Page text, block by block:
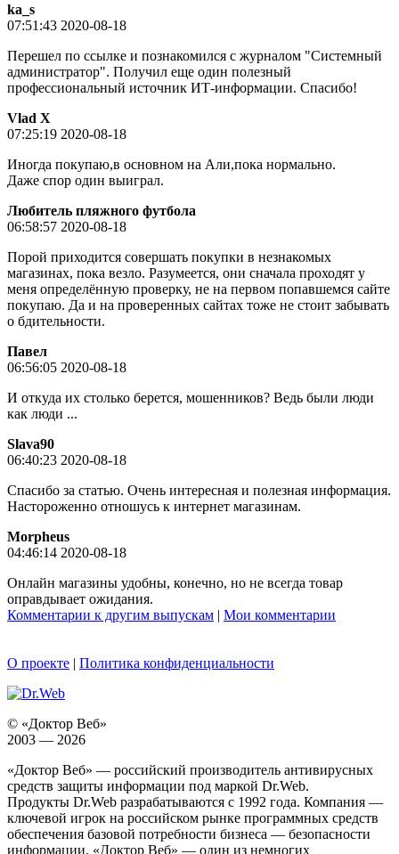
ka_s
07:51:43 2020-08-18
Перешел по ссылке и познакомился с журналом "Системный
администратор". Получил еще один полезный
профессиональный источник ИТ-информации. Спасибо!
Vlad X
07:25:19 2020-08-18
Иногда покупаю,в основном на Али,пока нормально.
Даже спор один выиграл.
Любитель пляжного футбола
06:58:57 2020-08-18
Порой приходится совершать покупки в незнакомых
магазинах, пока везло. Разумеется, они сначала проходят у
меня определённую проверку, не на первом попавшемся сайте
покупаю. Да и на проверенных сайтах тоже не стоит забывать
о бдительности.
Пaвeл
06:56:05 2020-08-18
И откуда их столько берется, мошенников? Ведь были люди
как люди ...
Slava90
06:40:23 2020-08-18
Спасибо за статью. Очень интересная и полезная информация.
Настороженно отношусь к интернет магазинам.
Morpheus
04:46:14 2020-08-18
Онлайн магазины удобны, конечно, но не всегда товар
оправдывает ожидания.
Комментарии к другим выпускам | Мои комментарии
О проекте | Политика конфиденциальности
© «Доктор Веб»
2003 — 2026
«Доктор Веб» — российский производитель антивирусных
средств защиты информации под маркой Dr.Web.
Продукты Dr.Web разрабатываются с 1992 года. Компания —
ключевой игрок на российском рынке программных средств
обеспечения базовой потребности бизнеса — безопасности
информации. «Доктор Веб» — один из немногих